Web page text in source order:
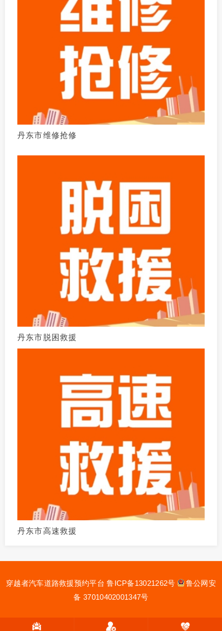
丹东市维修抢修
丹东市脱困救援
丹东市高速救援
穿越者汽车道路救援预约平台鲁ICP备13021262号
鲁公网安
备 37010402001347号